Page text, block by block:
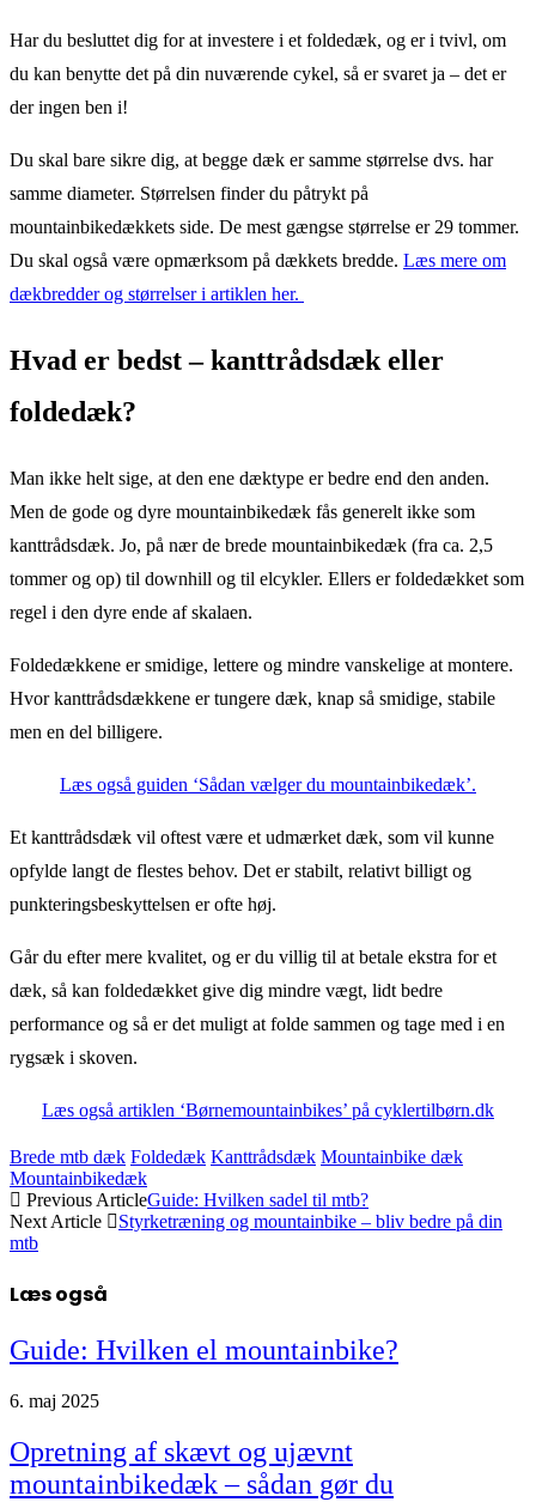
Har du besluttet dig for at investere i et foldedæk, og er i tvivl, om
du kan benytte det på din nuværende cykel, så er svaret ja – det er
der ingen ben i!
Du skal bare sikre dig, at begge dæk er samme størrelse dvs. har
samme diameter. Størrelsen finder du påtrykt på
mountainbikedækkets side. De mest gængse størrelse er 29 tommer.
Du skal også være opmærksom på dækkets bredde. Læs mere om
dækbredder og størrelser i artiklen her.
Hvad er bedst – kanttrådsdæk eller
foldedæk?
Man ikke helt sige, at den ene dæktype er bedre end den anden.
Men de gode og dyre mountainbikedæk fås generelt ikke som
kanttrådsdæk. Jo, på nær de brede mountainbikedæk (fra ca. 2,5
tommer og op) til downhill og til elcykler. Ellers er foldedækket som
regel i den dyre ende af skalaen.
Foldedækkene er smidige, lettere og mindre vanskelige at montere.
Hvor kanttrådsdækkene er tungere dæk, knap så smidige, stabile
men en del billigere.
Læs også guiden ‘Sådan vælger du mountainbikedæk’.
Et kanttrådsdæk vil oftest være et udmærket dæk, som vil kunne
opfylde langt de flestes behov. Det er stabilt, relativt billigt og
punkteringsbeskyttelsen er ofte høj.
Går du efter mere kvalitet, og er du villig til at betale ekstra for et
dæk, så kan foldedækket give dig mindre vægt, lidt bedre
performance og så er det muligt at folde sammen og tage med i en
rygsæk i skoven.
Læs også artiklen ‘Børnemountainbikes’ på cyklertilbørn.dk
Brede mtb dæk Foldedæk Kanttrådsdæk Mountainbike dæk
Mountainbikedæk
Previous ArticleGuide: Hvilken sadel til mtb?
Next Article
Styrketræning og mountainbike – bliv bedre på din
mtb
Læs også
Guide: Hvilken el mountainbike?
6. maj 2025
Opretning af skævt og ujævnt
mountainbikedæk – sådan gør du